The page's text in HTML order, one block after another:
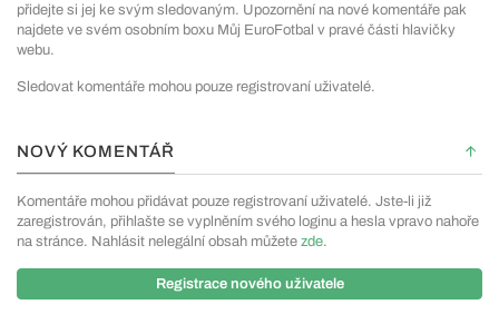
přidejte si jej ke svým sledovaným. Upozornění na nové komentáře pak
najdete ve svém osobním boxu Můj EuroFotbal v pravé části hlavičky
webu.
Sledovat komentáře mohou pouze registrovaní uživatelé.
NOVÝ KOMENTÁŘ
Komentáře mohou přidávat pouze registrovaní uživatelé. Jste-li již
zaregistrován, přihlašte se vyplněním svého loginu a hesla vpravo nahoře
na stránce. Nahlásit nelegální obsah můžete zde.
Registrace nového uživatele